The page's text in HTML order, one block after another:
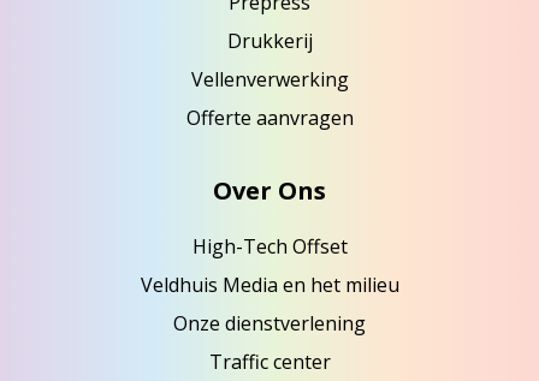
Drukkerij
Vellenverwerking
Offerte aanvragen
Over Ons
High-Tech Offset
Veldhuis Media en het milieu
Onze dienstverlening
Traffic center